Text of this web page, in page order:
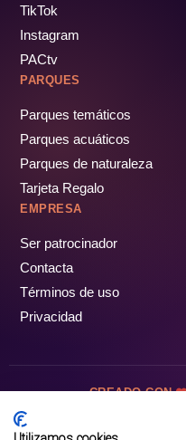
TikTok
Instagram
PACtv
PARQUES
Parques temáticos
Parques acuáticos
Parques de naturaleza
Tarjeta Regalo
EMPRESA
Ser patrocinador
Contacta
Términos de uso
Privacidad
CREADO CON